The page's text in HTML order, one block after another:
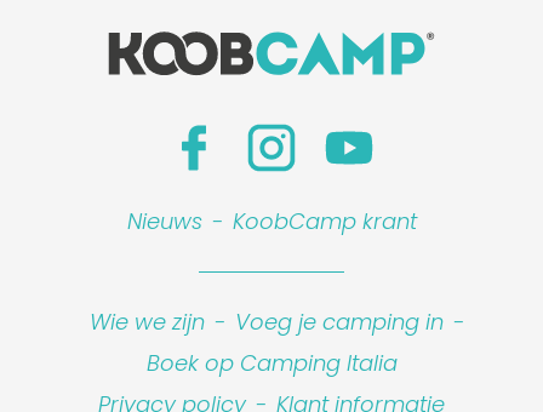
Nieuws - KoobCamp krant
Wie we zijn - Voeg je camping in -
Boek op Camping Italia
Privacy policy - Klant informatie